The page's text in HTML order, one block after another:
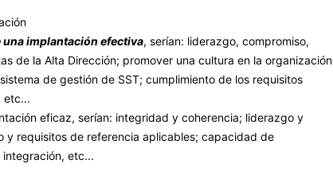
una implantación efectiva, serían: liderazgo, compromiso,
de la Alta Dirección; promover una cultura en la organización
de gestión de SST; cumplimiento de los requisitos
etc...
eficaz, serían: integridad y coherencia; liderazgo y
y requisitos de referencia aplicables; capacidad de
etc...